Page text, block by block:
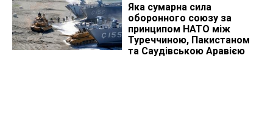
Яка сумарна сила
оборонного союзу за
принципом НАТО між
Туреччиною, Пакистаном
та Саудівською Аравією